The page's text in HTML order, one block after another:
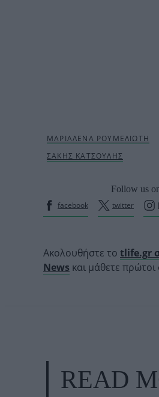
Follow us
facebook
twitter
Ακολουθήστε το tlife.gr
News και μάθετε
READ